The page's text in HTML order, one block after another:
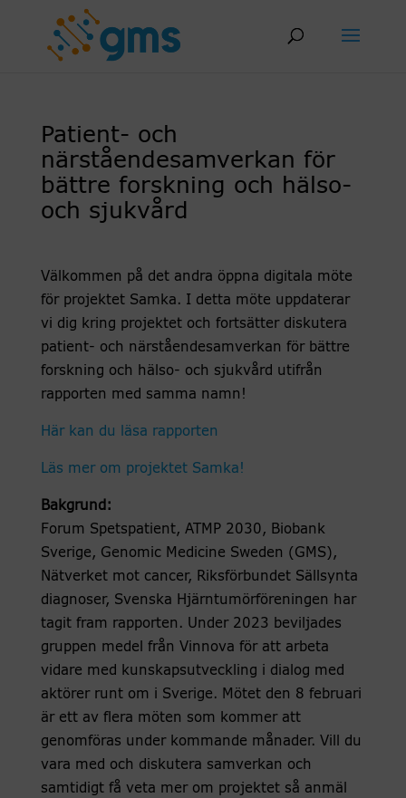
Patient- och
närståendesamverkan för
bättre forskning och hälso-
och sjukvård
Välkommen på det andra öppna digitala möte
för projektet Samka. I detta möte uppdaterar
vi dig kring projektet och fortsätter diskutera
patient- och närståendesamverkan för bättre
forskning och hälso- och sjukvård utifrån
rapporten med samma namn!
Här kan du läsa rapporten
Läs mer om projektet Samka!
Bakgrund:
Forum Spetspatient, ATMP 2030, Biobank
Sverige, Genomic Medicine Sweden (GMS),
Nätverket mot cancer, Riksförbundet Sällsynta
diagnoser, Svenska Hjärntumörföreningen har
tagit fram rapporten. Under 2023 beviljades
gruppen medel från Vinnova för att arbeta
vidare med kunskapsutveckling i dialog med
aktörer runt om i Sverige. Mötet den 8 februari
är ett av flera möten som kommer att
genomföras under kommande månader. Vill du
vara med och diskutera samverkan och
samtidigt få veta mer om projektet så anmäl